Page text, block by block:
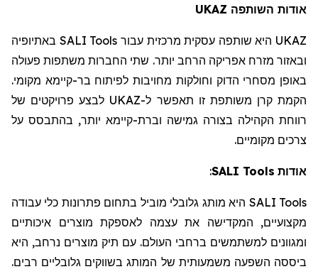
אודות השותפה
UKAZ היא שותפה עסקית מרכזית עבור SALI Tools באתיופיה
ובאזור מזרח אפריקה הרחב יותר. שתי החברות משתפות פעולה
באופן מסחרי הדוק וחולקות מחויבות לפיתוח בר-קיימא מקומי.
הקמת קרן משותפת זו תאפשר ל-UKAZ לבצע פרויקטים של
רווחת הקהילה בצורה גמישה וברת-קיימא יותר, בהתבסס על
צרכים מקומיים.
אודות SALI Tools
:
SALI Tools היאמותג גלובלי מוביל בתחום פתרונות כלי עבודה
מקצועיים, המקדישה את עצמה לאספקת מוצרים איכותיים
ומגוונים למשתמשים ברחבי העולם. עם תיק מוצרים נרחב, היא
ביססה השפעה משמעותית של המותג בשווקים גלובליים רבים.